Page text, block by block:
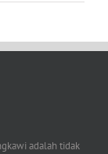
adalah tidak